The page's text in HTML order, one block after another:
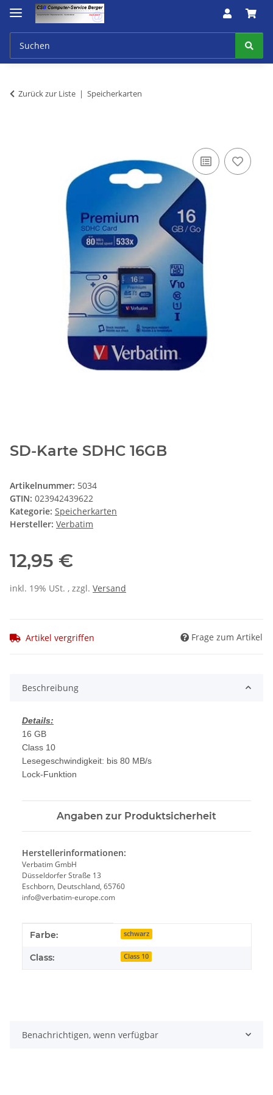
Zurück zur Liste Speicherkarten
SD-Karte SDHC 16GB
Artikelnummer: 5034
GTIN: 023942439622
Kategorie: Speicherkarten
Hersteller: Verbatim
12,95 €
inkl. 19% USt. , zzgl. Versand
Artikel vergriffen Frage zum Artikel
Beschreibung
Details:
16 GB
Class 10
Lesegeschwindigkeit: bis 80 MB/s
Lock-Funktion
Angaben zur Produktsicherheit
Herstellerinformationen:
Verbatim GmbH
Düsseldorfer Straße 13
Eschborn, Deutschland, 65760
info@verbatim-europe.com
Produkteigenschaft
Wert
Farbe: schwarz
Class: Class 10
Benachrichtigen, wenn verfügbar